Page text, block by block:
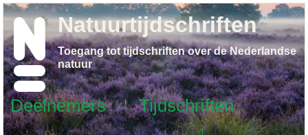
Deelnemers
Tijdschriften
Natuurtijdschriften
Toegang tot tijdschriften over de Nederlandse
natuur